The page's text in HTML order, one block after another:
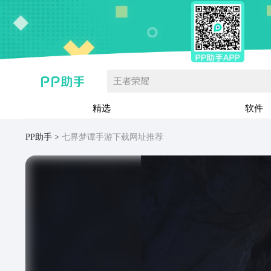
王者荣耀
精选 软件
PP助手 七界梦谭手游下载网址推荐